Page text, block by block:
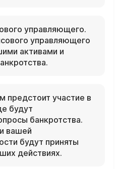
управляющего.
управляющего
активами и
предстоит участие в
будут
банкротства.
вашей
будут приняты
действиях.